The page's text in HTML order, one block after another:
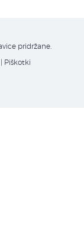
pridržane.
Piškotki